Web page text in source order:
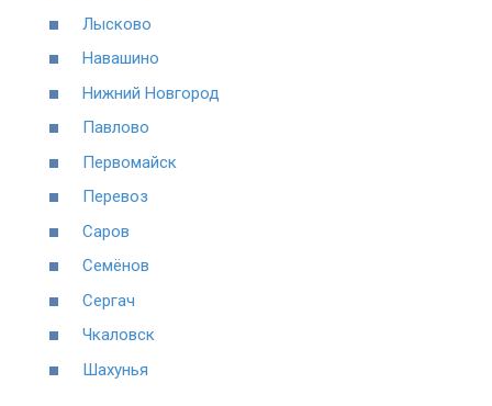
Лысково
Навашино
Нижний Новгород
Павлово
Первомайск
Перевоз
Саров
Семёнов
Сергач
Чкаловск
Шахунья